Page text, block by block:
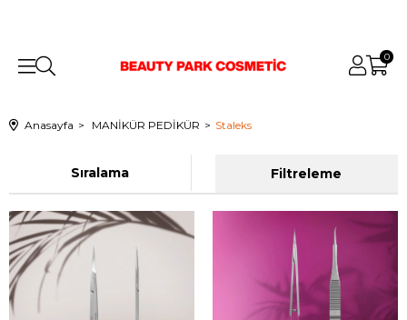
0
Anasayfa MANİKÜR PEDİKÜR Staleks
Filtreleme
Sıralama